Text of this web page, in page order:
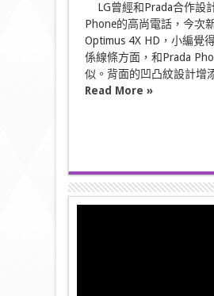
LG曾經和Prada合作設
Phone的高尚電話，今次
Optimus 4X HD，小編覺
係線條方面，和Prada
似。背面的凹凸紋設計增
Read More »